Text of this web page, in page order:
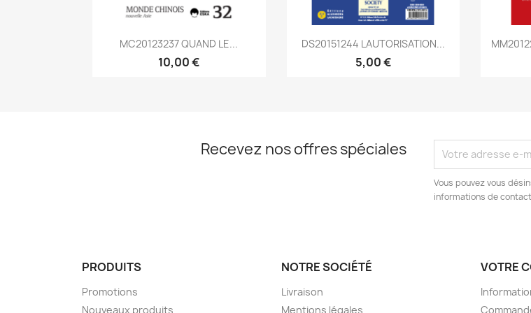
Aperçu rapide
MC20123237 QUAND LE...
10,00 €
Aperçu rapide
DS20151244 LAUTORISATION...
5,00 €
Recevez nos offres spéciales
Vous pouvez vous
informations de
PRODUITS
Promotions
Nouveaux produits
NOTRE SOCIÉTÉ
Livraison
Mentions légales
VOTRE